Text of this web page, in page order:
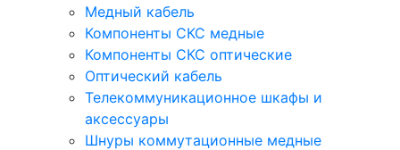
Медный кабель
Компоненты СКС медные
Компоненты СКС оптические
Оптический кабель
Телекоммуникационное шкафы и
аксессуары
Шнуры коммутационные медные